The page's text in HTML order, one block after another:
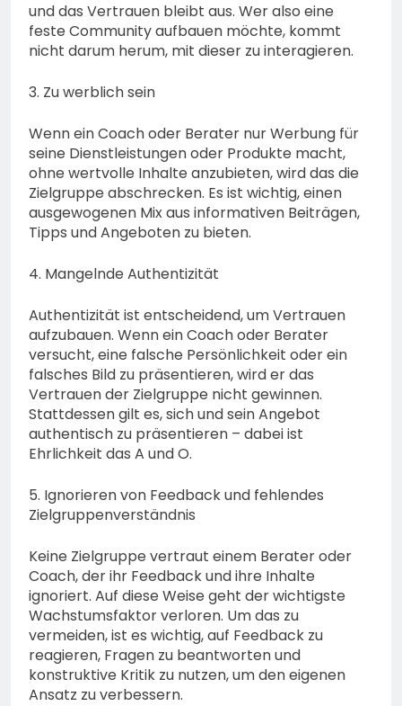
und das Vertrauen bleibt aus. Wer also eine
feste Community aufbauen möchte, kommt
nicht darum herum, mit dieser zu interagieren.
3. Zu werblich sein
Wenn ein Coach oder Berater nur Werbung für
seine Dienstleistungen oder Produkte macht,
ohne wertvolle Inhalte anzubieten, wird das die
Zielgruppe abschrecken. Es ist wichtig, einen
ausgewogenen Mix aus informativen Beiträgen,
Tipps und Angeboten zu bieten.
4. Mangelnde Authentizität
Authentizität ist entscheidend, um Vertrauen
aufzubauen. Wenn ein Coach oder Berater
versucht, eine falsche Persönlichkeit oder ein
falsches Bild zu präsentieren, wird er das
Vertrauen der Zielgruppe nicht gewinnen.
Stattdessen gilt es, sich und sein Angebot
authentisch zu präsentieren – dabei ist
Ehrlichkeit das A und O.
5. Ignorieren von Feedback und fehlendes
Zielgruppenverständnis
Keine Zielgruppe vertraut einem Berater oder
Coach, der ihr Feedback und ihre Inhalte
ignoriert. Auf diese Weise geht der wichtigste
Wachstumsfaktor verloren. Um das zu
vermeiden, ist es wichtig, auf Feedback zu
reagieren, Fragen zu beantworten und
konstruktive Kritik zu nutzen, um den eigenen
Ansatz zu verbessern.